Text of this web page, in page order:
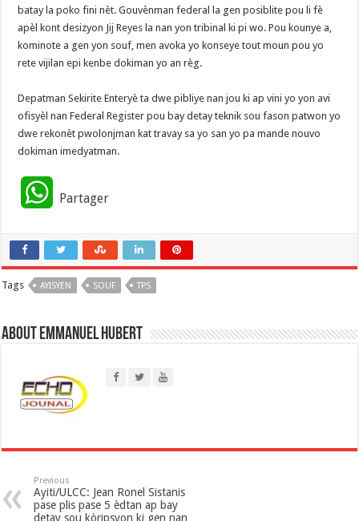
batay la poko fini nèt. Gouvènman federal la gen posiblite pou li fè
apèl kont desizyon Jij Reyes la nan yon tribinal ki pi wo. Pou kounye a,
kominote a gen yon souf, men avoka yo konseye tout moun pou yo
rete vijilan epi kenbe dokiman yo an règ.
‎​Depatman Sekirite Enteryè ta dwe pibliye nan jou ki ap vini yo yon avi
ofisyèl nan Federal Register pou bay detay teknik sou fason patwon yo
dwe rekonèt pwolonjman kat travay sa yo san yo pa mande nouvo
dokiman imedyatman.
W
a
t
p
p
Partager
Tags AYISYEN SOUF TPS
About Emmanuel Hubert
Previous
Ayiti/ULCC: Jean Ronel Sistanis
pase plis pase 5 èdtan ap bay
detay sou kòripsyon ki gen nan